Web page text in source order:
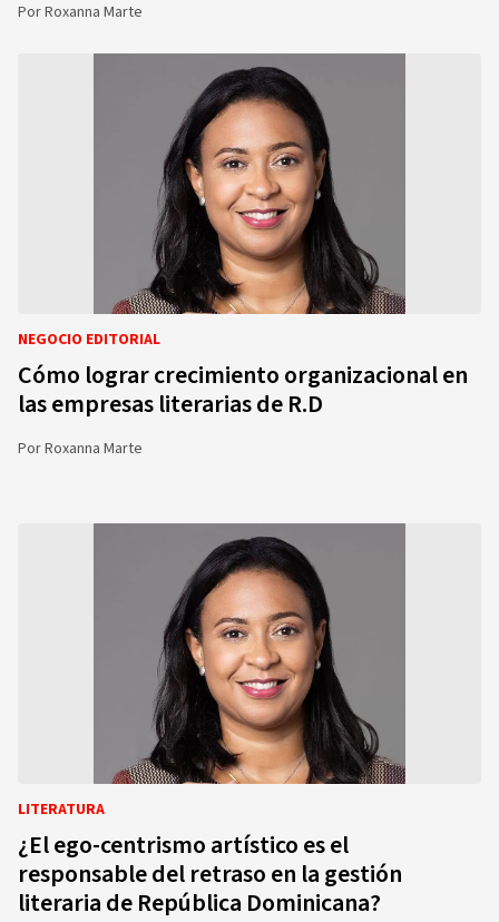
PorRoxanna Marte
NEGOCIO EDITORIAL
Cómo lograr crecimiento organizacional en
las empresas literarias de R.D
PorRoxanna Marte
LITERATURA
¿El ego-centrismo artístico es el
responsable del retraso en la gestión
literaria de República Dominicana?